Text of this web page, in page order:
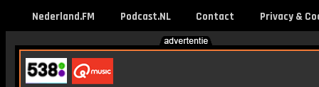
Nederland.FM Podcast.NL Contact Privacy &